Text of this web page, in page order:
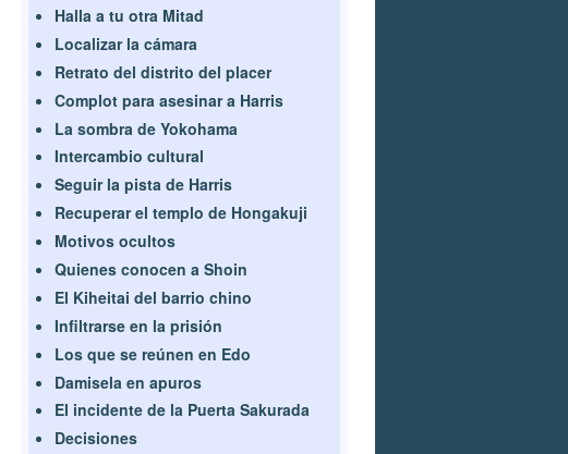
Halla a tu otra Mitad
Localizar la cámara
Retrato del distrito del placer
Complot para asesinar a Harris
La sombra de Yokohama
Intercambio cultural
Seguir la pista de Harris
Recuperar el templo de Hongakuji
Motivos ocultos
Quienes conocen a Shoin
El Kiheitai del barrio chino
Infiltrarse en la prisión
Los que se reúnen en Edo
Damisela en apuros
El incidente de la Puerta Sakurada
Decisiones